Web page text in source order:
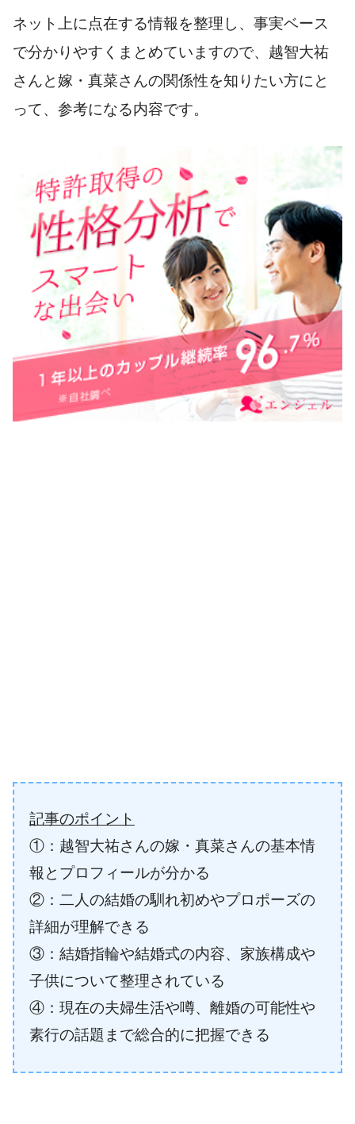
ネット上に点在する情報を整理し、事実ベース
で分かりやすくまとめていますので、越智大祐
さんと嫁・真菜さんの関係性を知りたい方にと
って、参考になる内容です。
記事のポイント
①：越智大祐さんの嫁・真菜さんの基本情
報とプロフィールが分かる
②：二人の結婚の馴れ初めやプロポーズの
詳細が理解できる
③：結婚指輪や結婚式の内容、家族構成や
子供について整理されている
④：現在の夫婦生活や噂、離婚の可能性や
素行の話題まで総合的に把握できる